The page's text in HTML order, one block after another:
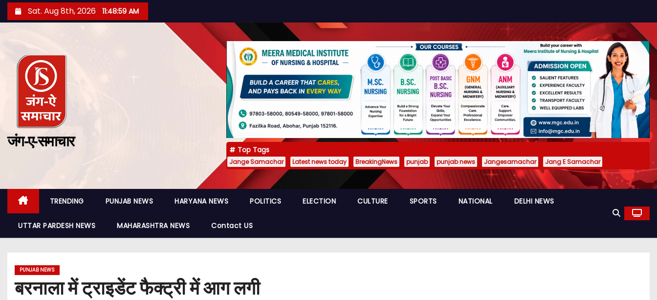
Sat. Aug 8th, 2026 11:49:00 AM
जंग-ए-समाचार
Top Tags
Jange Samachar Latest news today BreakingNews punjab punjab news Jangesamachar Jang E Samachar
TRENDING PUNJAB NEWS HARYANA NEWS POLITICS ELECTION CULTURE SPORTS NATIONAL DELHI NEWS
UTTAR PARDESH NEWS MAHARASHTRA NEWS Contact US
PUNJAB NEWS
बरनाला में ट्राइडेंट फैक्ट्री में आग लगी